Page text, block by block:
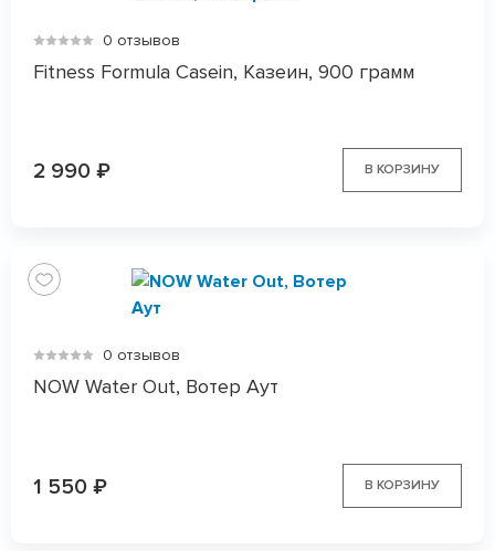
0 отзывов
Fitness Formula Casein, Казеин, 900 грамм
2 990 ₽ В КОРЗИНУ
0 отзывов
NOW Water Out, Вотер Аут
1 550 ₽ В КОРЗИНУ